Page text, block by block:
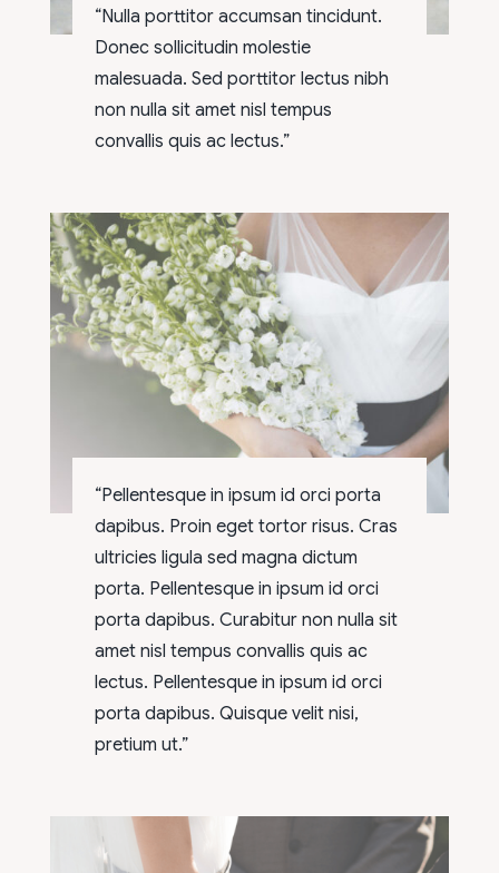
“Nulla porttitor accumsan tincidunt.
Donec sollicitudin molestie
malesuada. Sed porttitor lectus nibh
non nulla sit amet nisl tempus
convallis quis ac lectus.”
“Pellentesque in ipsum id orci porta
dapibus. Proin eget tortor risus. Cras
ultricies ligula sed magna dictum
porta. Pellentesque in ipsum id orci
porta dapibus. Curabitur non nulla sit
amet nisl tempus convallis quis ac
lectus. Pellentesque in ipsum id orci
porta dapibus. Quisque velit nisi,
pretium ut.”